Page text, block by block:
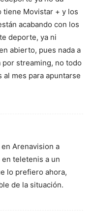
tiene Movistar + y los
acabando con los
deporte, ya ni
abierto, pues nada a
streaming, no todo
mes para apuntarse
Arenavision a
en teletenis a un
lo prefiero ahora,
de la situación.